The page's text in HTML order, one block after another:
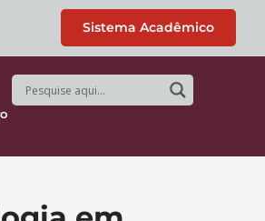
Sistema Acadêmico